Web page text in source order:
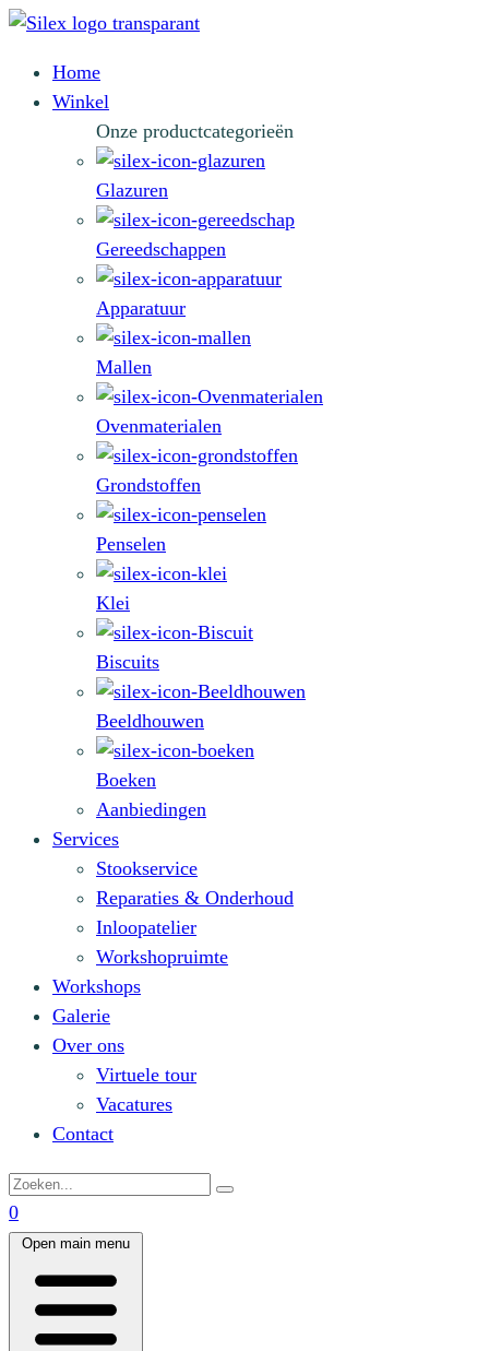
Home
Winkel
Onze productcategorieën
Glazuren
Gereedschappen
Apparatuur
Mallen
Ovenmaterialen
Grondstoffen
Penselen
Klei
Biscuits
Beeldhouwen
Boeken
Aanbiedingen
Services
Stookservice
Reparaties & Onderhoud
Inloopatelier
Workshopruimte
Workshops
Galerie
Over ons
Virtuele tour
Vacatures
Contact
0
Open main menu